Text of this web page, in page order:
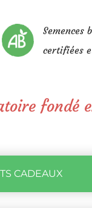
Semences
certifiées
fondé
CADEAUX